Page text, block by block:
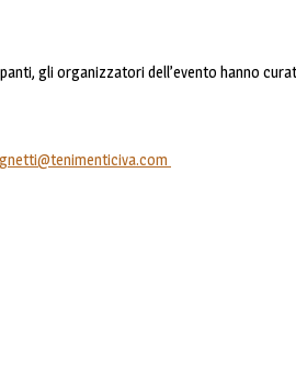
gli organizzatori dell’evento hanno